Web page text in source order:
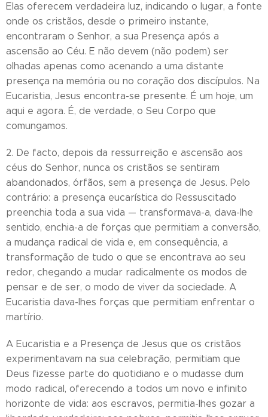
Elas oferecem verdadeira luz, indicando o lugar, a fonte
onde os cristãos, desde o primeiro instante,
encontraram o Senhor, a sua Presença após a
ascensão ao Céu. E não devem (não podem) ser
olhadas apenas como acenando a uma distante
presença na memória ou no coração dos discípulos. Na
Eucaristia, Jesus encontra-se presente. É um hoje, um
aqui e agora. É, de verdade, o Seu Corpo que
comungamos.
2. De facto, depois da ressurreição e ascensão aos
céus do Senhor, nunca os cristãos se sentiram
abandonados, órfãos, sem a presença de Jesus. Pelo
contrário: a presença eucarística do Ressuscitado
preenchia toda a sua vida — transformava-a, dava-lhe
sentido, enchia-a de forças que permitiam a conversão,
a mudança radical de vida e, em consequência, a
transformação de tudo o que se encontrava ao seu
redor, chegando a mudar radicalmente os modos de
pensar e de ser, o modo de viver da sociedade. A
Eucaristia dava-lhes forças que permitiam enfrentar o
martírio.
A Eucaristia e a Presença de Jesus que os cristãos
experimentavam na sua celebração, permitiam que
Deus fizesse parte do quotidiano e o mudasse dum
modo radical, oferecendo a todos um novo e infinito
horizonte de vida: aos escravos, permitia-lhes gozar a